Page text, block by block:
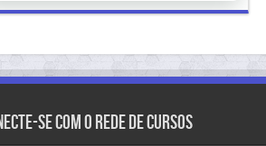
se com o Rede de Cursos